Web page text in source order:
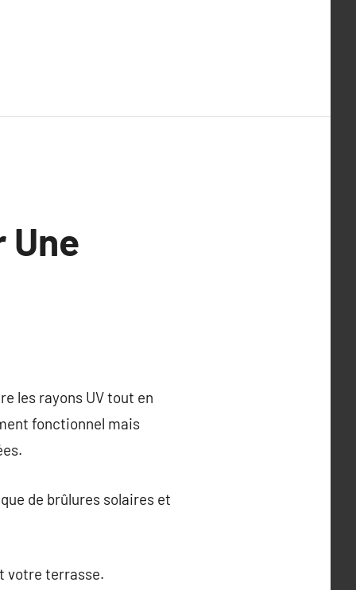
Une
les rayons UV tout en
fonctionnel mais
de brûlures solaires et
votre terrasse.